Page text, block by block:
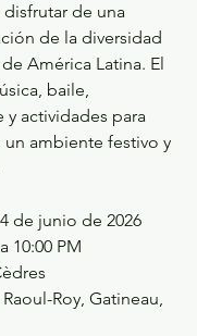
de una
de la diversidad
América Latina. El
baile,
y actividades para
ambiente festivo y
de junio de 2026
10:00 PM
Roy, Gatineau,